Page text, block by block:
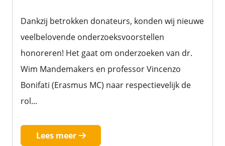
Dankzij betrokken donateurs, konden wij nieuwe
veelbelovende onderzoeksvoorstellen
honoreren! Het gaat om onderzoeken van dr.
Wim Mandemakers en professor Vincenzo
Bonifati (Erasmus MC) naar respectievelijk de
rol...
Lees meer